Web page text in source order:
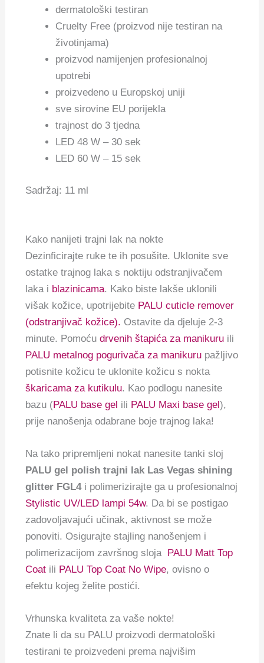
dermatološki testiran
Cruelty Free (proizvod nije testiran na
životinjama)
proizvod namijenjen profesionalnoj
upotrebi
proizvedeno u Europskoj uniji
sve sirovine EU porijekla
trajnost do 3 tjedna
LED 48 W – 30 sek
LED 60 W – 15 sek
Sadržaj: 11 ml
Kako nanijeti trajni lak na nokte
Dezinficirajte ruke te ih posušite. Uklonite sve
ostatke trajnog laka s noktiju odstranjivačem
laka i blazinicama. Kako biste lakše uklonili
višak kožice, upotrijebite PALU cuticle remover
(odstranjivač kožice). Ostavite da djeluje 2-3
minute. Pomoćudrvenih štapića za manikuru ili
PALU metalnog pogurivača za manikuru pažljivo
potisnite kožicu te uklonite kožicu s nokta
škaricama za kutikulu. Kao podlogu nanesite
bazu (PALU base gel ili PALU Maxi base gel),
prije nanošenja odabrane boje trajnog laka!
Na tako pripremljeni nokat nanesite tanki sloj
PALU gel polish trajni lak Las Vegas shining
glitter FGL4 i polimerizirajte ga u profesionalnoj
Stylistic UV/LED lampi 54w. Da bi se postigao
zadovoljavajući učinak, aktivnost se može
ponoviti. Osigurajte stajling nanošenjem i
polimerizacijom završnog sloja PALU Matt Top
Coat ili PALU Top Coat No Wipe, ovisno o
efektu kojeg želite postići.
Vrhunska kvaliteta za vaše nokte!
Znate li da su PALU proizvodi dermatološki
testirani te proizvedeni prema najvišim